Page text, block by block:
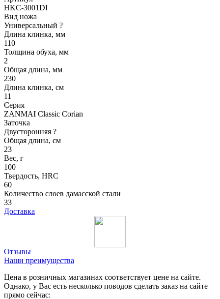
HKC-3001DI
Вид ножа
Универсальный ?
Длина клинка, мм
110
Толщина обуха, мм
2
Общая длина, мм
230
Длина клинка, см
11
Серия
ZANMAI Classic Corian
Заточка
Двусторонняя ?
Общая длина, см
23
Вес, г
100
Твердость, HRC
60
Количество слоев дамасской стали
33
Доставка
Отзывы
Наши преимущества
Цена в розничных магазинах соответствует цене на сайте.
Однако, у Вас есть несколько поводов сделать заказ на сайте
прямо сейчас: